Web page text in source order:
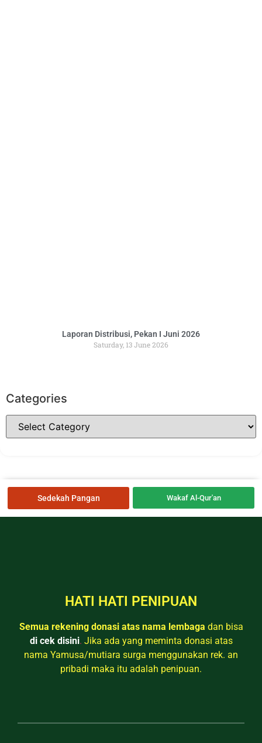
Laporan Distribusi, Pekan I Juni 2026
Saturday, 13 June 2026
Categories
Sedekah Pangan Wakaf Al-Qur'an
HATI HATI PENIPUAN
Semua rekening donasi atas nama lembaga dan bisa
di cek disini. Jika ada yang meminta donasi atas
nama Yamusa/mutiara surga menggunakan rek. an
pribadi maka itu adalah penipuan.